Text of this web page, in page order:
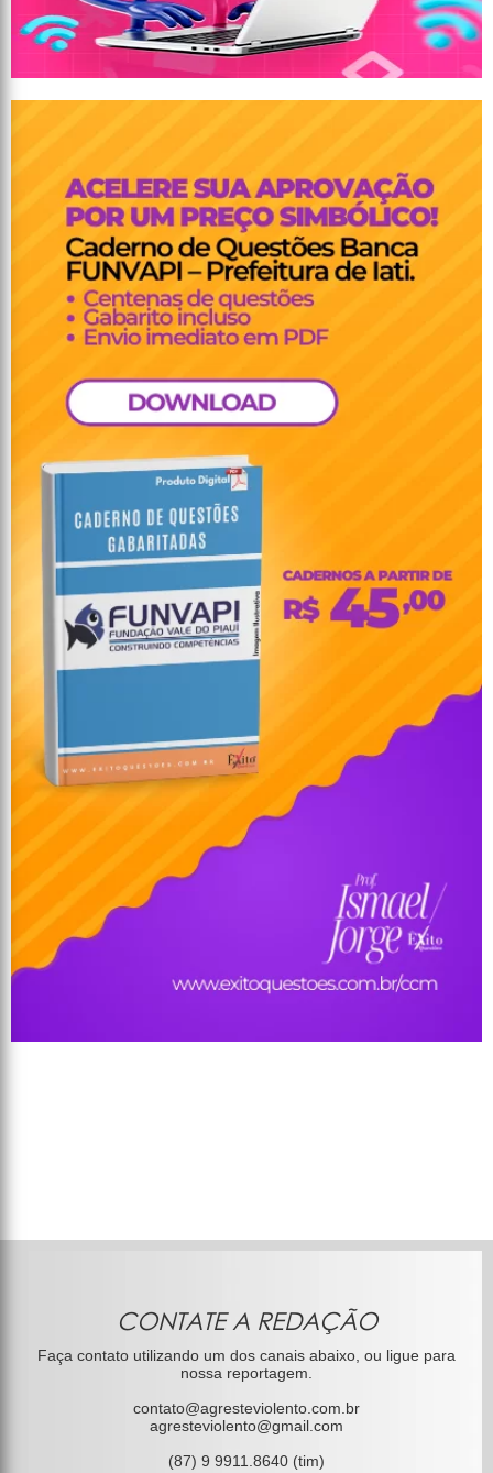
CONTATE A REDAÇÃO
Faça contato utilizando um dos canais abaixo, ou ligue para
nossa reportagem.
contato@agresteviolento.com.br
agresteviolento@gmail.com
(87) 9 9911.8640 (tim)